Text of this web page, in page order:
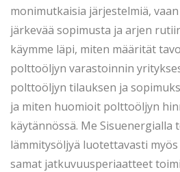
n
6
n
monimutkaisia järjestelmiä,
järkevää sopimusta ja arjen
käymme läpi, miten määrität
polttoöljyn varastoinnin
polttoöljyn tilauksen ja
ja miten huomioit polttoöljyn
käytännössä. Me Sisuenergialla
lämmitysöljyä luotettavasti
samat jatkuvuusperiaatteet